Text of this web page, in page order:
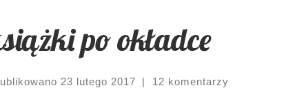
po okładce
23 lutego 2017 | 12 komentarzy